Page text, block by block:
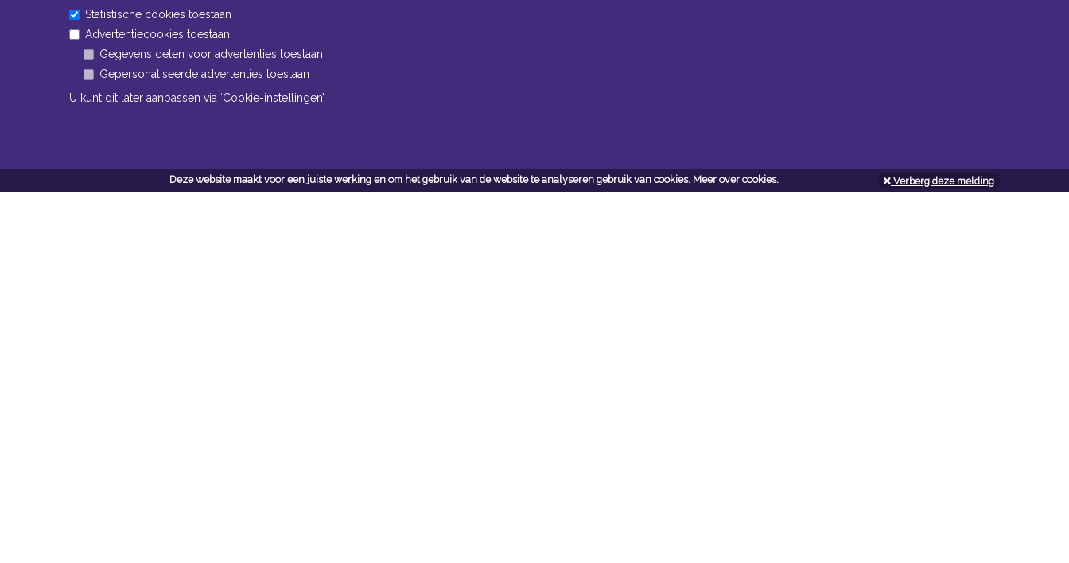
Deze website maakt voor een juiste werking en om het gebruik van de website te analyseren gebruik van cookies. Meer over cookies. Verberg deze melding
Statistische cookies toestaan
Advertentiecookies toestaan
Gegevens delen voor advertenties toestaan
Gepersonaliseerde advertenties toestaan
U kunt dit later aanpassen via ‘Cookie-instellingen’.